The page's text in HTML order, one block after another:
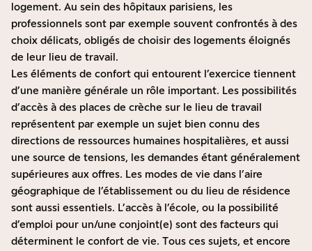
logement. Au sein des hôpitaux parisiens, les
professionnels sont par exemple souvent confrontés à des
choix délicats, obligés de choisir des logements éloignés
de leur lieu de travail.
Les éléments de confort qui entourent l’exercice tiennent
d’une manière générale un rôle important. Les possibilités
d’accès à des places de crèche sur le lieu de travail
représentent par exemple un sujet bien connu des
directions de ressources humaines hospitalières, et aussi
une source de tensions, les demandes étant généralement
supérieures aux offres. Les modes de vie dans l’aire
géographique de l’établissement ou du lieu de résidence
sont aussi essentiels. L’accès à l’école, ou la possibilité
d’emploi pour un/une conjoint(e) sont des facteurs qui
déterminent le confort de vie. Tous ces sujets, et encore